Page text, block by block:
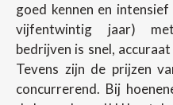
goed kennen en
vijfentwintig jaar)
bedrijven is snel,
Tevens zijn de prijzen
concurrerend. Bij